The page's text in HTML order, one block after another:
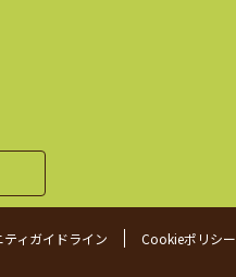
ティガイドライン Cookieポリシー